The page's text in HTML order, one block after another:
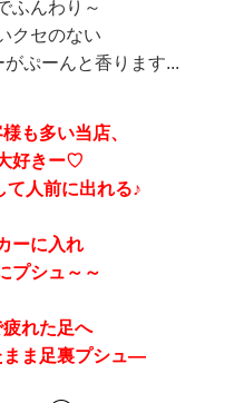
ふんわり～
クセのない
ぷーんと香ります...
も多い当店、
好きー♡
て人前に出れる♪
ーに入れ
プシュ～～
れた足へ
まま足裏プシュ―